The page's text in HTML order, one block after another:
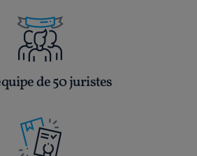
de 50 juristes